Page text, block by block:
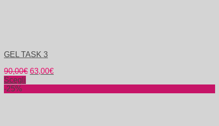
GEL TASK 3
90,00€ 63,00€
Scegli
-25%